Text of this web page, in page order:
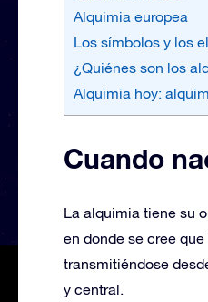
Alquimia europea
Los símbolos y los
¿Quiénes son los
Alquimia hoy:
Cuando
La alquimia tiene su
en donde se cree
transmitiéndose
y central.